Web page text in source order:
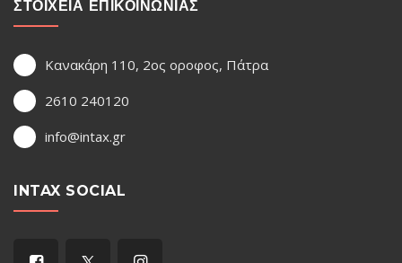
ΣΤΟΙΧΕΙΑ ΕΠΙΚΟΙΝΩΝΙΑΣ
Κανακάρη 110, 2ος οροφος, Πάτρα
2610 240120
info@intax.gr
INTAX SOCIAL